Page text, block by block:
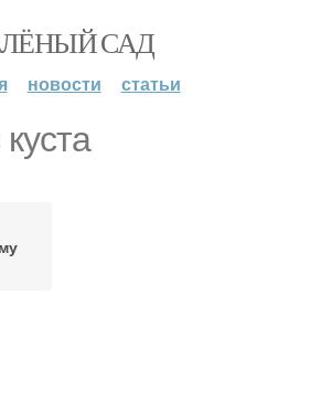
САД
новости статьи